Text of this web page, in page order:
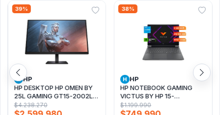
39%
H HP
HP DESKTOP HP OMEN BY
25L GAMING GT15-2002LA
+ MONITOR OMEN DE HP DE
27"
$4.238.270
38%
H HP
HP NOTEBOOK GAMING
VICTUS BY HP 15-
FA2009LA, INTEL CORE I5, 8
GB RAM, NVIDIA GEFORCE
$1.199.990